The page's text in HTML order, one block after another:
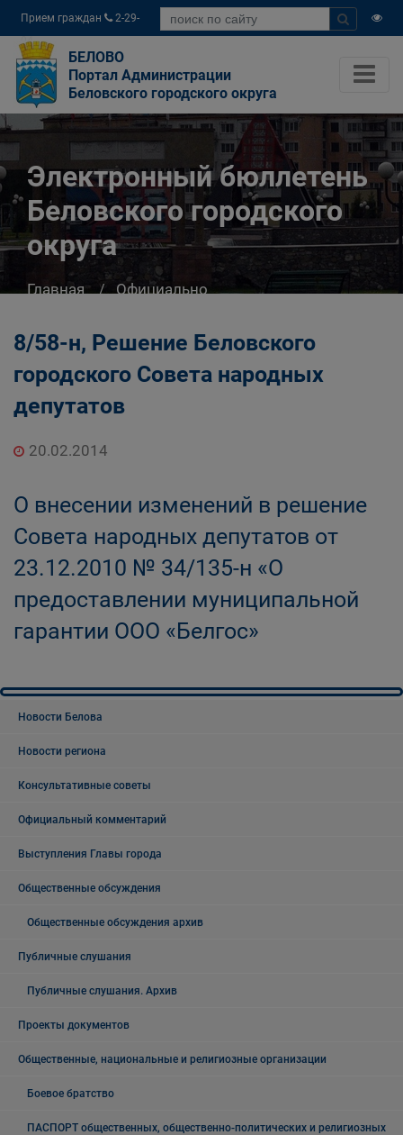
Прием граждан
2-29-
04
БЕЛОВО
Портал Администрации
Беловского городского округа
Электронный бюллетень
Беловского городского
округа
Главная
Официально
городского округа
8/58-н, Решение Беловского
городского Совета народных
депутатов
20.02.2014
О внесении изменений в решение
Совета народных депутатов от
23.12.2010 № 34/135-н «О
предоставлении муниципальной
гарантии ООО «Белгос»
Новости Белова
Новости региона
Консультативные советы
Официальный комментарий
Выступления Главы города
Общественные обсуждения
Общественные обсуждения архив
Публичные слушания
Публичные слушания. Архив
Проекты документов
Общественные, национальные и религиозные организации
Боевое братство
ПАСПОРТ общественных, общественно-политических и религиозных